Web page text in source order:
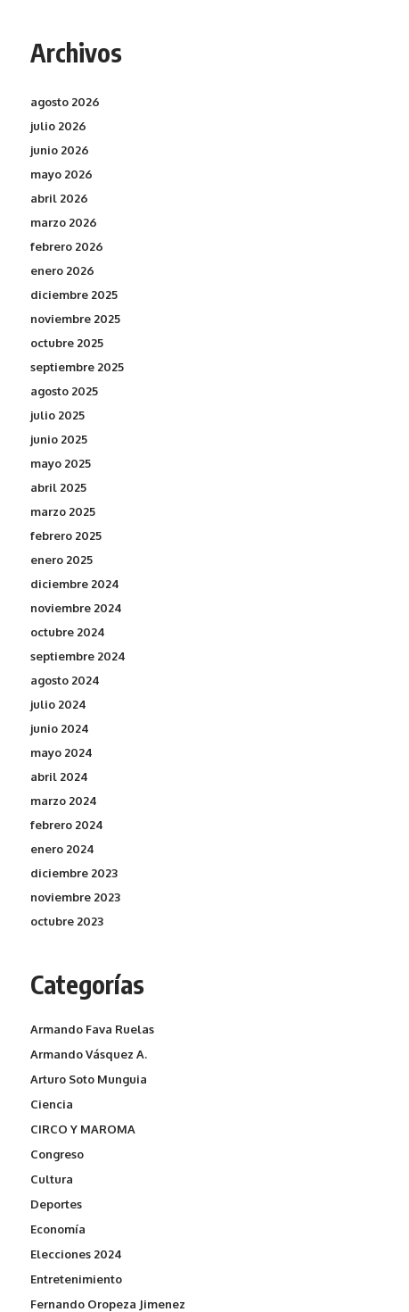
Archivos
agosto 2026
julio 2026
junio 2026
mayo 2026
abril 2026
marzo 2026
febrero 2026
enero 2026
diciembre 2025
noviembre 2025
octubre 2025
septiembre 2025
agosto 2025
julio 2025
junio 2025
mayo 2025
abril 2025
marzo 2025
febrero 2025
enero 2025
diciembre 2024
noviembre 2024
octubre 2024
septiembre 2024
agosto 2024
julio 2024
junio 2024
mayo 2024
abril 2024
marzo 2024
febrero 2024
enero 2024
diciembre 2023
noviembre 2023
octubre 2023
Categorías
Armando Fava Ruelas
Armando Vásquez A.
Arturo Soto Munguia
Ciencia
CIRCO Y MAROMA
Congreso
Cultura
Deportes
Economía
Elecciones 2024
Entretenimiento
Fernando Oropeza Jimenez